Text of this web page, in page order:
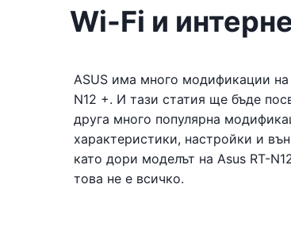
Wi-Fi и
ASUS има много модификации на
N12 +. И тази статия ще бъде
друга много популярна
характеристики, настройки и
като дори моделът на Asus RT-
това не е всичко.